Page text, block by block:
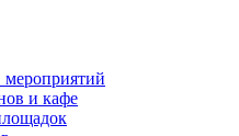
мероприятий
и кафе